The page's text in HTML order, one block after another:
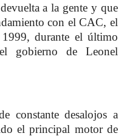
a la gente y que
con el CAC, el
durante el último
gobierno de Leonel
constante desalojos a
el principal motor de